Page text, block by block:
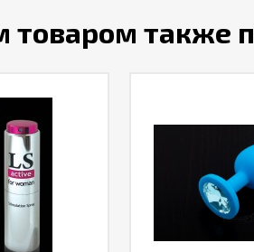
товаром также